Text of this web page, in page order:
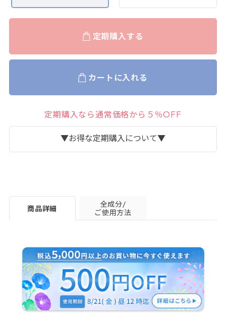
定期購入する
カートに入れる
定期購入なら通常価格から５％OFF
▼お得な定期購入について▼
詳細はこちら＞
商品詳細
全成分/
ご使用方法